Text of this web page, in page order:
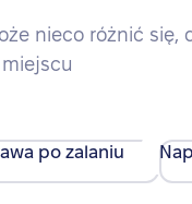
nieco różnić się,
po zalaniu